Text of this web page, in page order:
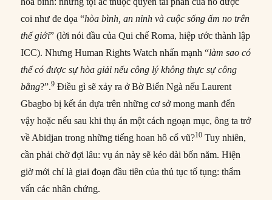
coi như đe dọa “hòa bình, an ninh và cuộc sống ấm no trên
thế giới” (lời nói đầu của Qui chế Roma, hiệp ước thành lập
ICC). Nhưng Human Rights Watch nhấn mạnh “làm sao có
thể có được sự hòa giải nếu công lý không thực sự công
bằng?”.9 Điều gì sẽ xảy ra ở Bờ Biển Ngà nếu Laurent
Gbagbo bị kết án dựa trên những cơ sở mong manh đến
vậy hoặc nếu sau khi thụ án một cách ngoạn mục, ông ta trở
về Abidjan trong những tiếng hoan hô cổ vũ?10 Tuy nhiên,
cần phải chờ đợi lâu: vụ án này sẽ kéo dài bốn năm. Hiện
giờ mới chỉ là giai đoạn đầu tiên của thủ tục tố tụng: thẩm
vấn các nhân chứng.